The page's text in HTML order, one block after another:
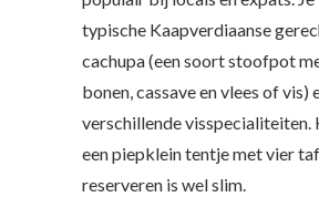
typische Kaapverdiaanse
cachupa (een soort stoofpot
bonen, cassave en vlees of vis)
verschillende visspecialiteiten.
een piepklein tentje met vier
reserveren is wel slim.